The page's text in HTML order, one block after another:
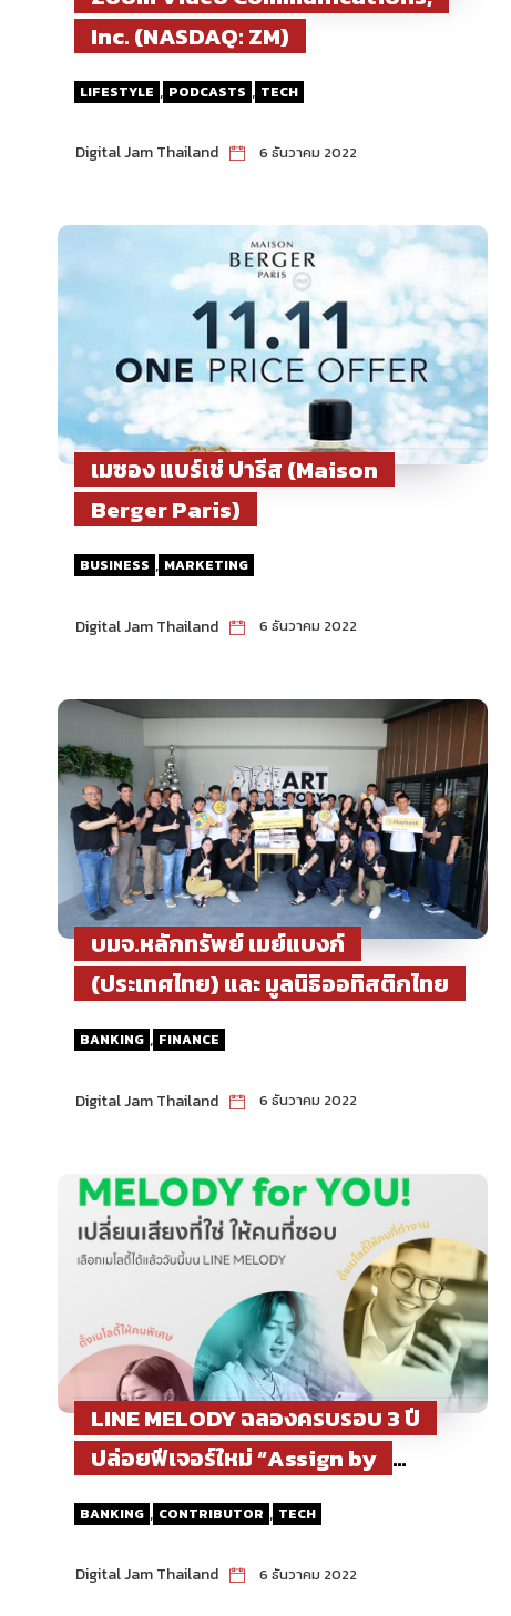
Inc. (NASDAQ: ZM)
LIFESTYLE , PODCASTS , TECH
Digital Jam Thailand 6 ธันวาคม 2022
เมซอง แบร์เช่ ปารีส (Maison
Berger Paris)
BUSINESS , MARKETING
Digital Jam Thailand 6 ธันวาคม 2022
บมจ.หลักทรัพย์ เมย์แบงก์
(ประเทศไทย) และ มูลนิธิออทิสติกไทย
BANKING , FINANCE
Digital Jam Thailand 6 ธันวาคม 2022
LINE MELODY ฉลองครบรอบ 3 ปี
ปล่อยฟีเจอร์ใหม่ “Assign by
Friend”
BANKING , CONTRIBUTOR , TECH
Digital Jam Thailand 6 ธันวาคม 2022